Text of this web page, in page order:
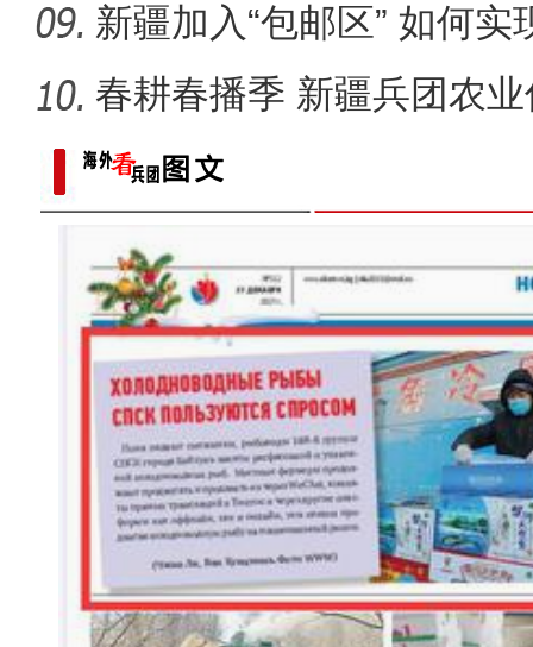
新疆加入“包邮区” 如何
春耕春播季 新疆兵团农业